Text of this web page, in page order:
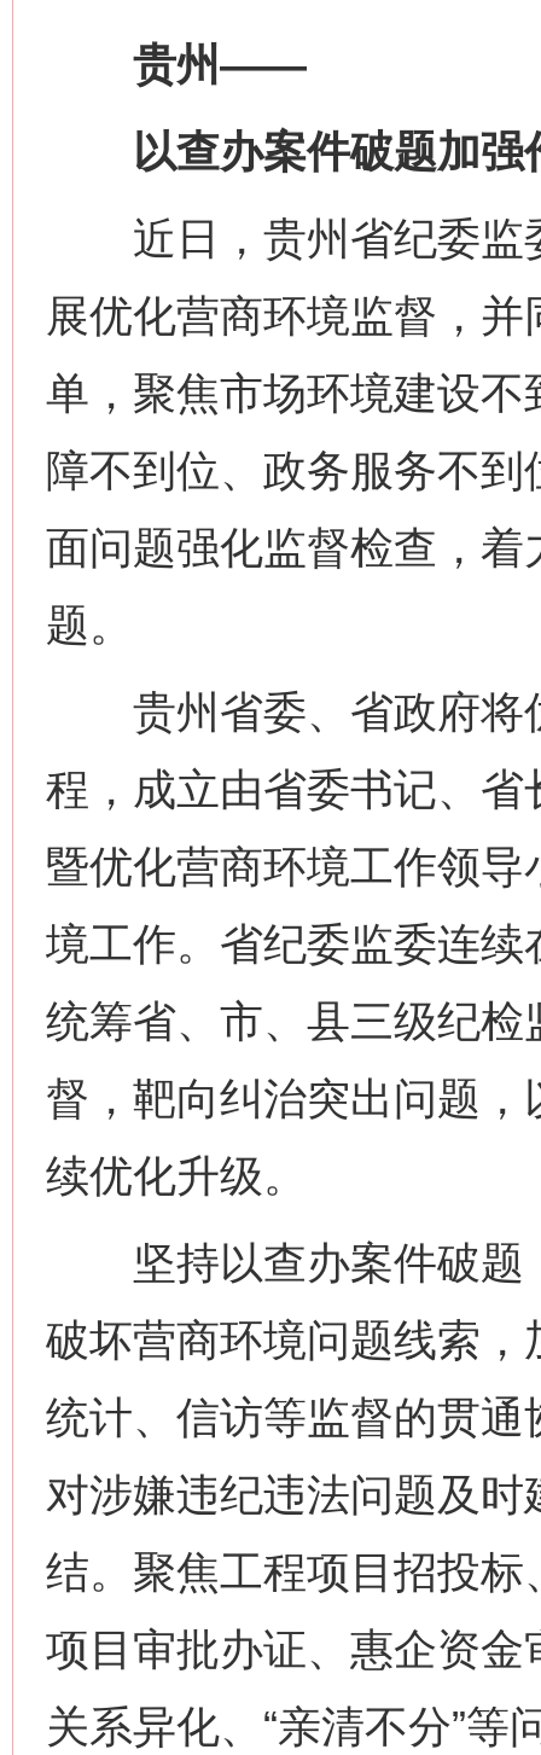
贵州——
以查办案件破题加强
近日，贵州省纪委监
展优化营商环境监督，
单，聚焦市场环境建设
障不到位、政务服务不
面问题强化监督检查，
题。
贵州省委、省政府将
程，成立由省委书记、
暨优化营商环境工作领
境工作。省纪委监委连
统筹省、市、县三级纪
督，靶向纠治突出问题
续优化升级。
坚持以查办案件破题
破坏营商环境问题线索
统计、信访等监督的贯
对涉嫌违纪违法问题及
结。聚焦工程项目招投
项目审批办证、惠企资
关系异化、“亲清不分”